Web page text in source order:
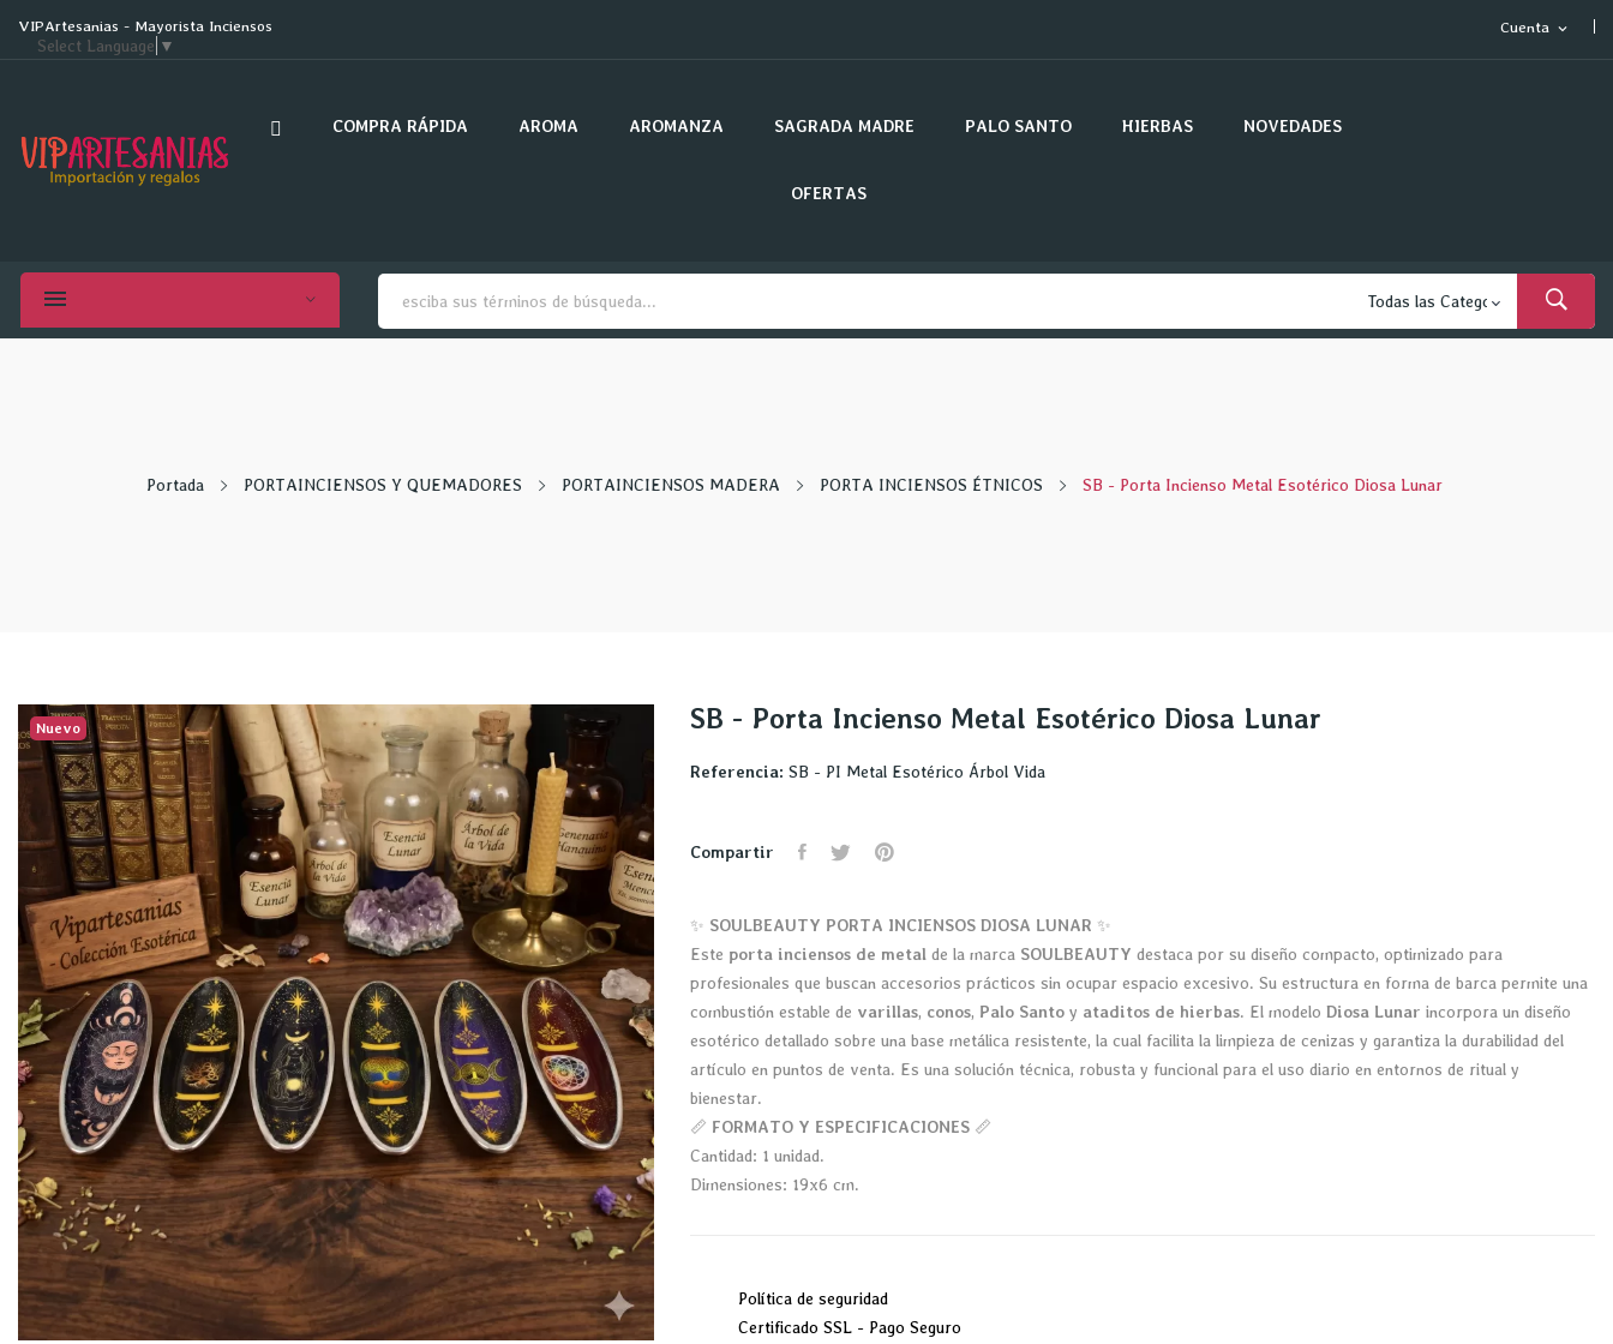
VIPArtesanias - Mayorista Inciensos Cuenta expand_more
Select Language ▼
COMPRA RÁPIDA AROMA AROMANZA SAGRADA MADRE PALO SANTO HIERBAS NOVEDADES
OFERTAS
Portada PORTAINCIENSOS Y QUEMADORES PORTAINCIENSOS MADERA PORTA INCIENSOS ÉTNICOS SB - Porta Incienso Metal Esotérico Diosa Lunar
Nuevo SB - Porta Incienso Metal Esotérico Diosa Lunar
Referencia: SB - PI Metal Esotérico Árbol Vida
Compartir
✨ SOULBEAUTY PORTA INCIENSOS DIOSA LUNAR ✨
Este porta inciensos de metal de la marca SOULBEAUTY destaca por su diseño compacto, optimizado para
profesionales que buscan accesorios prácticos sin ocupar espacio excesivo. Su estructura en forma de barca permite una
combustión estable de varillas, conos, Palo Santo y ataditos de hierbas. El modelo Diosa Lunar incorpora un diseño
esotérico detallado sobre una base metálica resistente, la cual facilita la limpieza de cenizas y garantiza la durabilidad del
artículo en puntos de venta. Es una solución técnica, robusta y funcional para el uso diario en entornos de ritual y
bienestar.
📏 FORMATO Y ESPECIFICACIONES 📏
Cantidad: 1 unidad.
Dimensiones: 19x6 cm.
Política de seguridad
Certificado SSL - Pago Seguro